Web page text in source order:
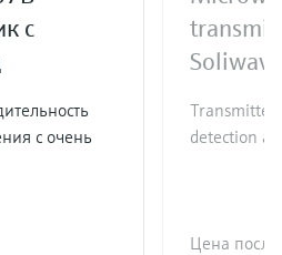
с
с очень
Transmitter
detection
Цена после